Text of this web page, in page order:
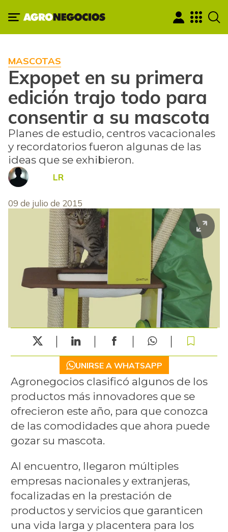
MASCOTAS
Expopet en su primera
edición trajo todo para
consentir a su mascota
Planes de estudio, centros vacacionales
y recordatorios fueron algunas de las
ideas que se exhibieron.
LR
09 de julio de 2015
UNIRSE A WHATSAPP
Agronegocios clasificó algunos de los
productos más innovadores que se
ofrecieron este año, para que conozca
de las comodidades que ahora puede
gozar su mascota.
Al encuentro, llegaron múltiples
empresas nacionales y extranjeras,
focalizadas en la prestación de
productos y servicios que garanticen
una vida larga y placentera para los